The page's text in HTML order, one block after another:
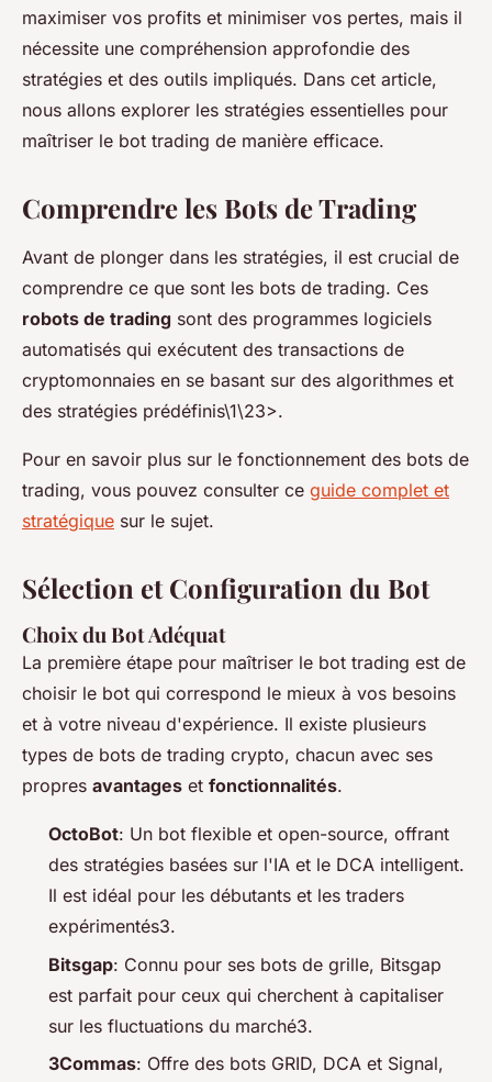
maximiser vos profits et minimiser vos pertes, mais il
nécessite une compréhension approfondie des
stratégies et des outils impliqués. Dans cet article,
nous allons explorer les stratégies essentielles pour
maîtriser le bot trading de manière efficace.
Comprendre les Bots de Trading
Avant de plonger dans les stratégies, il est crucial de
comprendre ce que sont les bots de trading. Ces
robots de trading sont des programmes logiciels
automatisés qui exécutent des transactions de
cryptomonnaies en se basant sur des algorithmes et
des stratégies prédéfinis\1\23>.
Pour en savoir plus sur le fonctionnement des bots de
trading, vous pouvez consulter ce guide complet et
stratégique sur le sujet.
Sélection et Configuration du Bot
Choix du Bot Adéquat
La première étape pour maîtriser le bot trading est de
choisir le bot qui correspond le mieux à vos besoins
et à votre niveau d'expérience. Il existe plusieurs
types de bots de trading crypto, chacun avec ses
propres avantages et fonctionnalités.
OctoBot: Un bot flexible et open-source, offrant
des stratégies basées sur l'IA et le DCA intelligent.
Il est idéal pour les débutants et les traders
expérimentés3.
Bitsgap: Connu pour ses bots de grille, Bitsgap
est parfait pour ceux qui cherchent à capitaliser
sur les fluctuations du marché3.
3Commas: Offre des bots GRID, DCA et Signal,